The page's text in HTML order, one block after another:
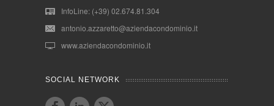
InfoLine: (+39) 02.674.81.304
antonio.azzaretto@aziendacondominio.it
www.aziendacondominio.it
SOCIAL NETWORK